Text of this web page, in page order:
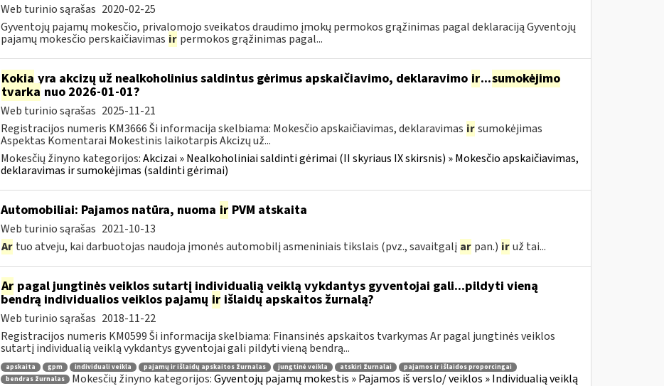
Web turinio sąrašas 2020-02-25
Gyventojų pajamų mokesčio, privalomojo sveikatos draudimo įmokų permokos grąžinimas pagal deklaraciją Gyventojų
pajamų mokesčio perskaičiavimas ir permokos grąžinimas pagal...
Kokiayra akcizų už nealkoholinius saldintus gėrimus apskaičiavimo, deklaravimo ir...sumokėjimo
tvarka nuo 2026-01-01?
Web turinio sąrašas 2025-11-21
Registracijos numeris KM3666 Ši informacija skelbiama: Mokesčio apskaičiavimas, deklaravimas ir sumokėjimas
Aspektas Komentarai Mokestinis laikotarpis Akcizų už...
Mokesčių žinyno kategorijos:Akcizai » Nealkoholiniai saldinti gėrimai (II skyriaus IX skirsnis) » Mokesčio apskaičiavimas,
deklaravimas ir sumokėjimas (saldinti gėrimai)
Automobiliai: Pajamos natūra, nuoma irPVM atskaita
Web turinio sąrašas 2021-10-13
Ar tuo atveju, kai darbuotojas naudoja įmonės automobilį asmeniniais tikslais (pvz., savaitgalį ar pan.) ir už tai...
Arpagal jungtinės veiklos sutartį individualią veiklą vykdantys gyventojai gali...pildyti vieną
bendrą individualios veiklos pajamų irišlaidų apskaitos žurnalą?
Web turinio sąrašas 2018-11-22
Registracijos numeris KM0599 Ši informacija skelbiama: Finansinės apskaitos tvarkymas Ar pagal jungtinės veiklos
sutartį individualią veiklą vykdantys gyventojai gali pildyti vieną bendrą...
apskaita gpm individuali veikla pajamų ir išlaidų apskaitos žurnalas jungtinė veikla atskiri žurnalai
pajamos ir išlaidos proporcingai
bendras žurnalas
Mokesčių žinyno kategorijos:Gyventojų pajamų mokestis » Pajamos iš verslo/ veiklos » Individualią veiklą